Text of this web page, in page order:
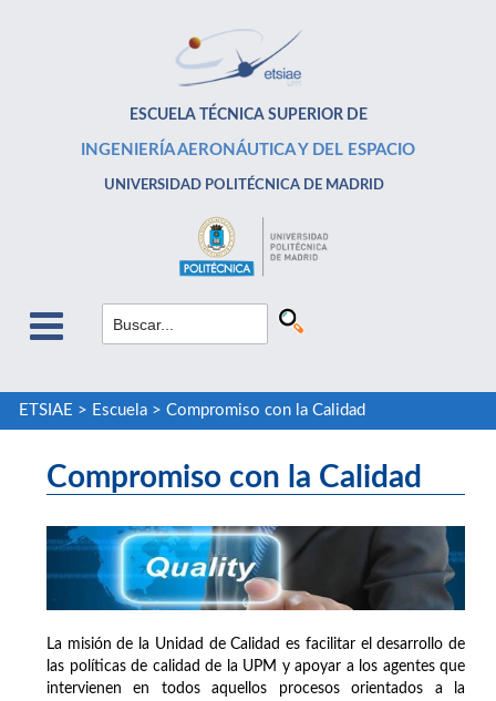
ESCUELA TÉCNICA SUPERIOR DE
INGENIERÍA AERONÁUTICA Y DEL ESPACIO
UNIVERSIDAD POLITÉCNICA DE MADRID
ETSIAE > Escuela> Compromiso con la Calidad
Compromiso con la Calidad
La misión de la Unidad de Calidad es facilitar el desarrollo de
las políticas de calidad de la UPM y apoyar a los agentes que
intervienen en todos aquellos procesos orientados a la